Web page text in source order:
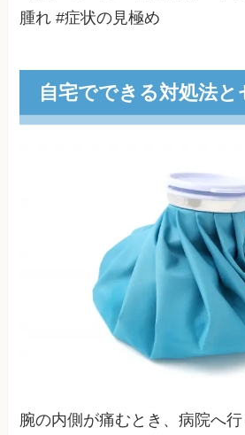
腫れ #症状の見極め
自宅でできる対処法
腕の内側が痛むとき、病院へ